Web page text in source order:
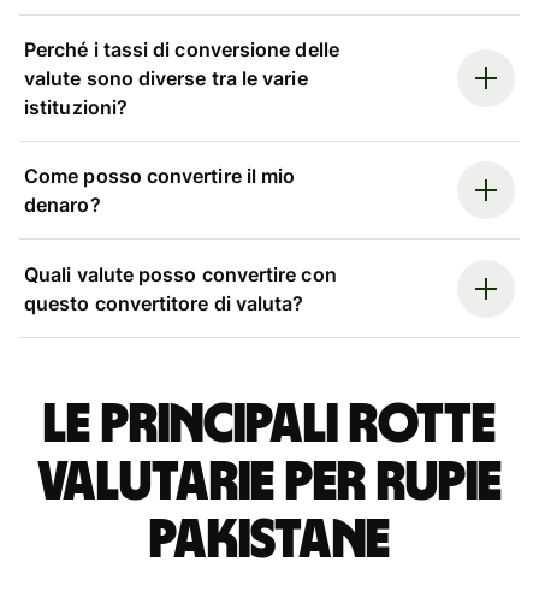
Perché i tassi di conversione delle
valute sono diverse tra le varie
istituzioni?
Come posso convertire il mio
denaro?
Quali valute posso convertire con
questo convertitore di valuta?
Le principali rotte
valutarie per rupie
pakistane